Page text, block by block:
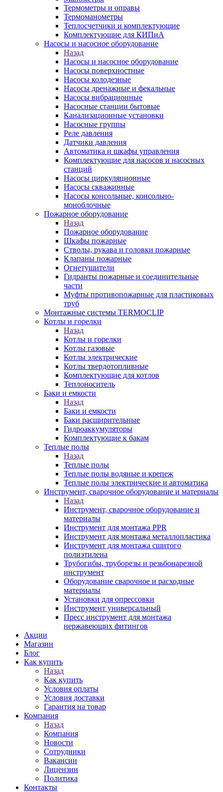
Термометры и оправы
Термоманометры
Теплосчетчики и комплектующие
Комплектующие для КИПиА
Насосы и насосное оборудование
Назад
Насосы и насосное оборудование
Насосы поверхностные
Насосы колодезные
Насосы дренажные и фекальные
Насосы вибрационные
Насосные станции бытовые
Канализационные установки
Насосные группы
Реле давления
Датчики давления
Автоматика и шкафы управления
Комплектующие для насосов и насосных
станций
Насосы циркуляционные
Насосы скважинные
Насосы консольные, консольно-
моноблочные
Пожарное оборудование
Назад
Пожарное оборудование
Шкафы пожарные
Стволы, рукава и головки пожарные
Клапаны пожарные
Огнетушители
Гидранты пожарные и соединительные
части
Муфты противопожарные для пластиковых
труб
Монтажные системы TERMOCLIP
Котлы и горелки
Назад
Котлы и горелки
Котлы газовые
Котлы электрические
Котлы твердотопливные
Комплектующие для котлов
Теплоноситель
Баки и емкости
Назад
Баки и емкости
Баки расширительные
Гидроаккумуляторы
Комплектующие к бакам
Теплые полы
Назад
Теплые полы
Теплые полы водяные и крепеж
Теплые полы электрические и автоматика
Инструмент, сварочное оборудование и материалы
Назад
Инструмент, сварочное оборудование и
материалы
Инструмент для монтажа PPR
Инструмент для монтажа металлопластика
Инструмент для монтажа сшитого
полиэтилена
Трубогибы, труборезы и резьбонарезной
инструмент
Оборудование сварочное и расходные
материалы
Установки для опрессовки
Инструмент универсальный
Пресс инструмент для монтажа
нержавеющих фитингов
Акции
Магазин
Блог
Как купить
Назад
Как купить
Условия оплаты
Условия доставки
Гарантия на товар
Компания
Назад
Компания
Новости
Сотрудники
Вакансии
Лицензии
Политика
Контакты